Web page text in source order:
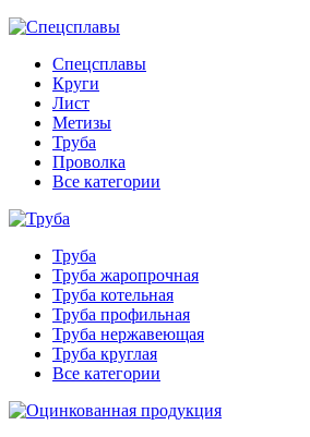
Спецсплавы
Круги
Лист
Метизы
Труба
Проволка
Все категории
Труба
Труба жаропрочная
Труба котельная
Труба профильная
Труба нержавеющая
Труба круглая
Все категории